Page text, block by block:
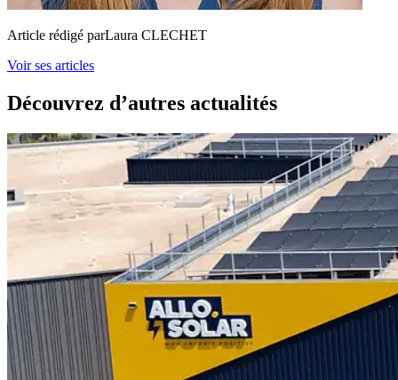
Article rédigé parLaura CLECHET
Voir ses articles
Découvrez d’autres actualités